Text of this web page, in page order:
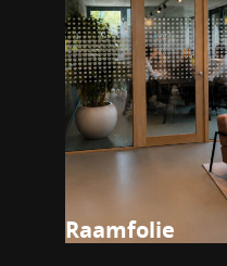
Raamfolie